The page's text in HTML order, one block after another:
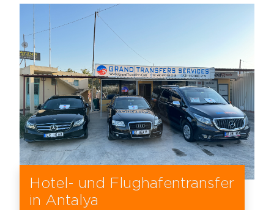
Hotel- und Flughafentransfer
in Antalya